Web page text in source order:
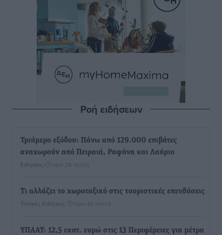
Ροή ειδήσεων
Τριήμερο εξόδου: Πάνω από 129.000 επιβάτες
αναχωρούν από Πειραιά, Ραφήνα και Λαύριο
Ειδήσεις πριν 36 λεπτά
Τι αλλάζει το χωροταξικό στις τουριστικές επενδύσεις
Τοπικές Ειδήσεις πριν 40 λεπτά
ΥΠΑΑΤ: 12,5 εκατ. ευρώ στις 13 Περιφέρειες για μέτρα